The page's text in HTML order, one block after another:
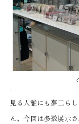
見る人誰にも夢二ら
ん、今回は多数展示